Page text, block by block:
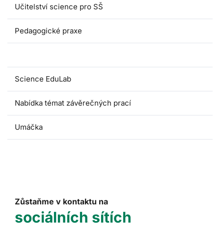
Učitelství science pro SŠ
Pedagogické praxe
Science EduLab
Nabídka témat závěrečných prací
Umáčka
Zůstaňme v kontaktu na
sociálních sítích